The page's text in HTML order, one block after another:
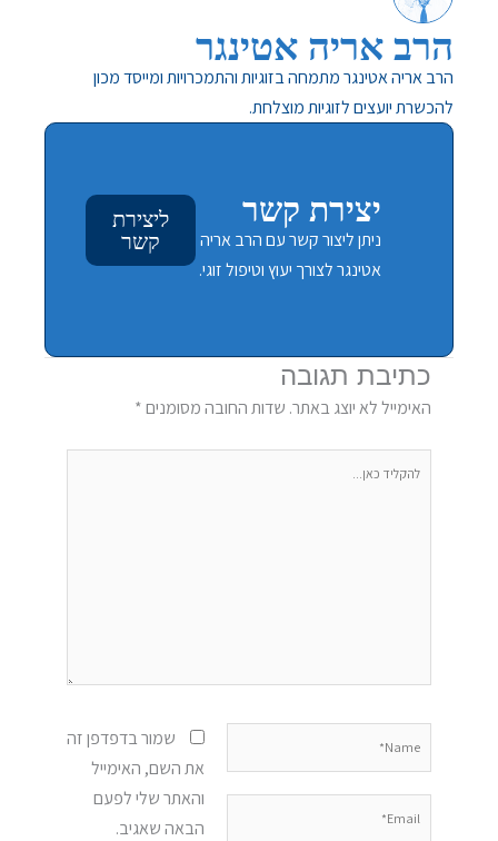
הרב אריה אטינגר
הרב אריה אטינגר מתמחה בזוגיות והתמכרויות ומייסד מכון
להכשרת יועצים לזוגיות מוצלחת.
יצירת קשר
ניתן ליצור קשר עם הרב אריה
אטינגר לצורך יעוץ וטיפול זוגי.
ליצירת
קשר
כתיבת תגובה
האימייל לא יוצג באתר. שדות החובה מסומנים*
להקליד
שמור בדפדפן זה
את השם, האימייל
והאתר שלי לפעם
הבאה שאגיב.